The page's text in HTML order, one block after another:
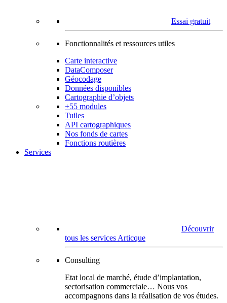
Essai gratuit
Fonctionnalités et ressources utiles
Carte interactive
DataComposer
Géocodage
Données disponibles
Cartographie d’objets
+55 modules
Tuiles
API cartographiques
Nos fonds de cartes
Fonctions routières
Services
Découvrir
tous les services Articque
Consulting
Etat local de marché, étude d’implantation,
sectorisation commerciale… Nous vos
accompagnons dans la réalisation de vos études.